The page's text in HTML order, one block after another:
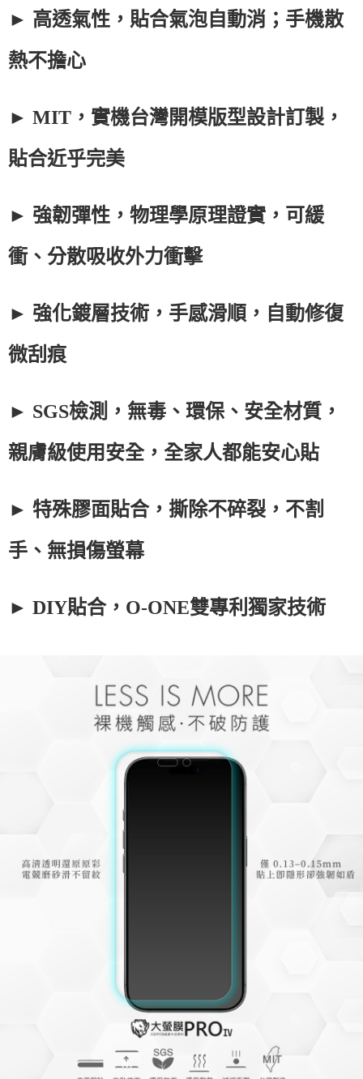
► 高透氣性，貼合氣泡自動消；手機散
熱不擔心
► MIT，實機台灣開模版型設計訂製，
貼合近乎完美
► 強韌彈性，物理學原理證實，可緩
衝、分散吸收外力衝擊
► 強化鍍層技術，手感滑順，自動修復
微刮痕
► SGS檢測，無毒、環保、安全材質，
親膚級使用安全，全家人都能安心貼
► 特殊膠面貼合，撕除不碎裂，不割
手、無損傷螢幕
► DIY貼合，O-ONE雙專利獨家技術